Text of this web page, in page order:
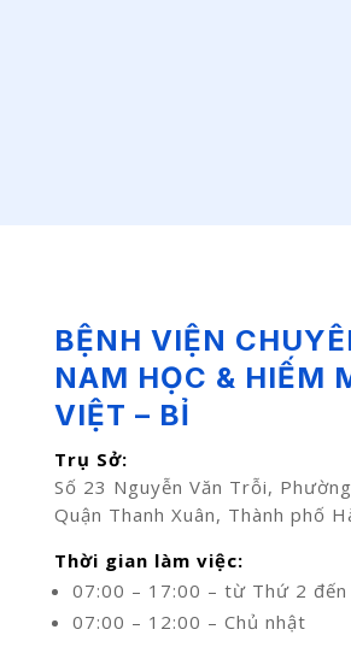
BỆNH VIỆN
NAM HỌC & HIẾM
VIỆT – BỈ
Trụ Sở:
Số 23 Nguyễn Văn Trỗi,
Quận Thanh Xuân, Thành phố
Thời gian làm việc:
07:00 – 17:00 – từ Thứ 2
07:00 – 12:00 – Chủ nhật